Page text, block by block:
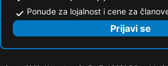
Ponude za lojalnost i cene za
Prijavi se